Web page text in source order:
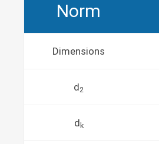
Norm
Dimensions
d2
d k